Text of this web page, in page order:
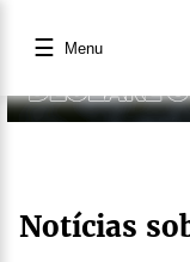
☰ Menu
Notícias